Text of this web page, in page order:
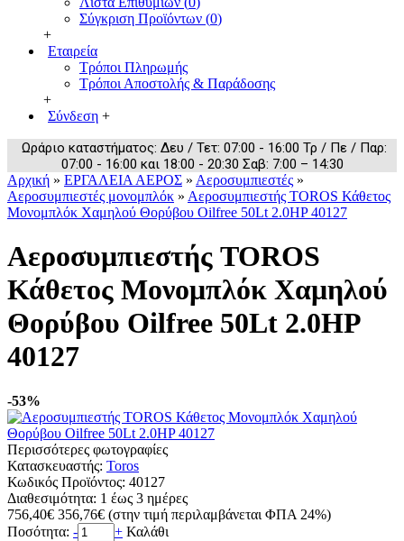
Σύγκριση Προϊόντων (0)
+
Εταιρεία
Τρόποι Πληρωμής
Τρόποι Αποστολής & Παράδοσης
+
Σύνδεση +
Ωράριο καταστήματος: Δευ / Τετ: 07:00 - 16:00 Τρ / Πε / Παρ:
07:00 - 16:00 και 18:00 - 20:30 Σαβ: 7:00 – 14:30
Αρχική » ΕΡΓΑΛΕΙΑ ΑΕΡΟΣ » Αεροσυμπιεστές »
Αεροσυμπιεστές μονομπλόκ » Αεροσυμπιεστής TOROS Κάθετος
Μονομπλόκ Χαμηλού Θορύβου Oilfree 50Lt 2.0HP 40127
Αεροσυμπιεστής TOROS
Κάθετος Μονομπλόκ Χαμηλού
Θορύβου Oilfree 50Lt 2.0HP
40127
-53%
Περισσότερες φωτογραφίες
Κατασκευαστής: Toros
Κωδικός Προϊόντος: 40127
Διαθεσιμότητα: 1 έως 3 ημέρες
756,40€ 356,76€ (στην τιμή περιλαμβάνεται ΦΠΑ 24%)
Ποσότητα: - + Καλάθι